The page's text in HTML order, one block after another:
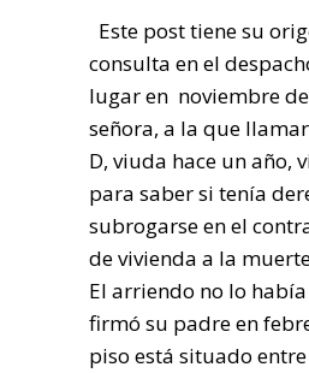
Este post tiene su
consulta en el
lugar en noviembre
señora, a la que
D, viuda hace un año,
para saber si tenía
subrogarse en el
de vivienda a la
El arriendo no lo
firmó su padre en
piso está situado